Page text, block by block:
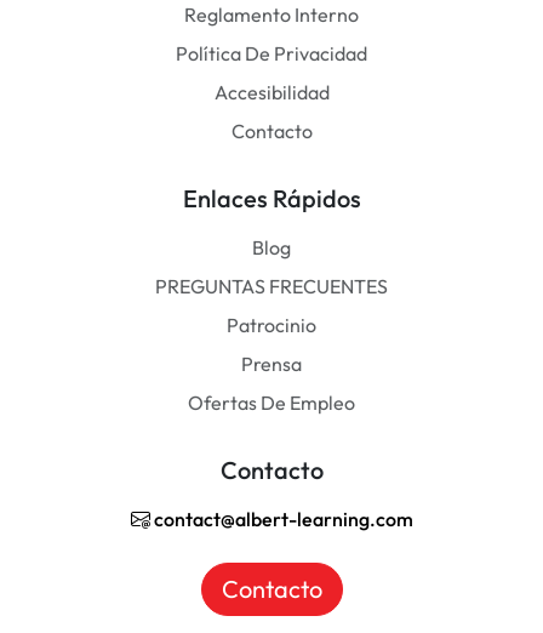
Reglamento Interno
Política De Privacidad
Accesibilidad
Contacto
Enlaces Rápidos
Blog
PREGUNTAS FRECUENTES
Patrocinio
Prensa
Ofertas De Empleo
Contacto
contact@albert-learning.com
Contacto